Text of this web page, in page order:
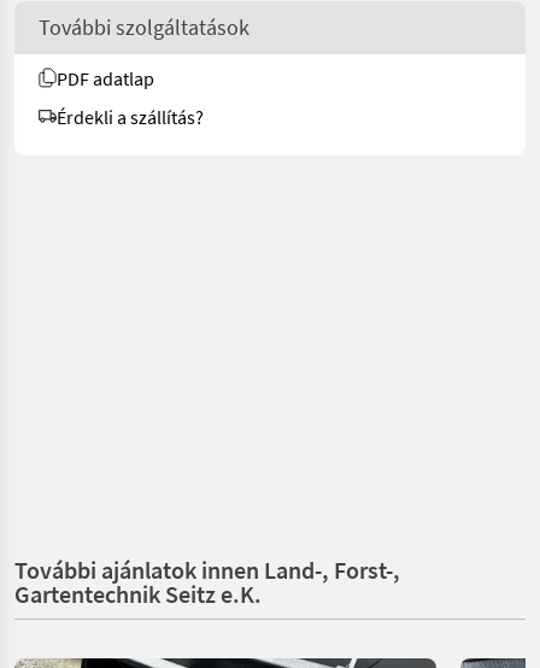
További szolgáltatások
PDF adatlap
Érdekli a szállítás?
További ajánlatok innen Land-, Forst-,
Gartentechnik Seitz e.K.